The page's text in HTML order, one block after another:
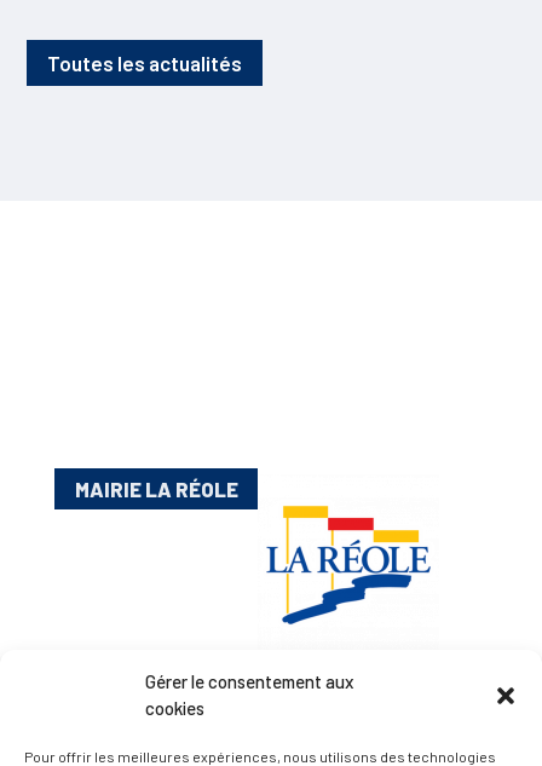
Gérer le consentement aux
cookies
Pour offrir les meilleures expériences, nous utilisons des technologies
Toutes les actualités
MAIRIE LA RÉOLE
Esplanade Charles de Gaulle
33 190 La Réole